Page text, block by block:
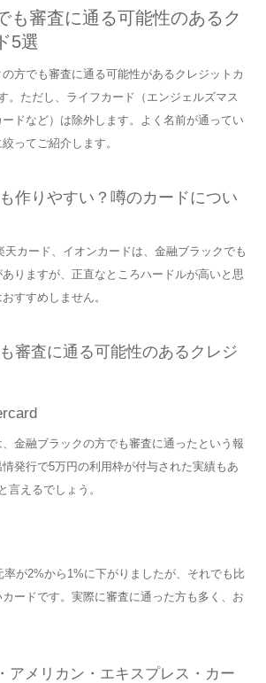
も審査に通る可能性のあるク
5選
方でも審査に通る可能性があるクレジットカ
。ただし、ライフカード（エンジェルズマス
ドなど）は除外します。よく名前が通ってい
ってご紹介します。
作りやすい？噂のカードについ
天カード、イオンカードは、金融ブラックでも
りますが、正直なところハードルが高いと思
すすめしません。
審査に通る可能性のあるクレジ
金融ブラックの方でも審査に通ったという報
発行で5万円の利用枠が付与された実績もあ
言えるでしょう。
が2%から1%に下がりましたが、それでも比
ードです。実際に審査に通った方も多く、お
アメリカン・エキスプレス・カー